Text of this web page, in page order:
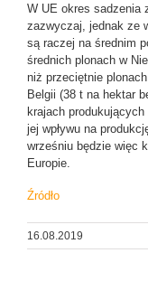
W UE okres sadzenia
zazwyczaj, jednak ze
są raczej na średnim
średnich plonach w
niż przeciętnie
Belgii (38 t na hektar
krajach
jej wpływu na
wrześniu będzie więc
Europie.
Źródło
16.08.2019